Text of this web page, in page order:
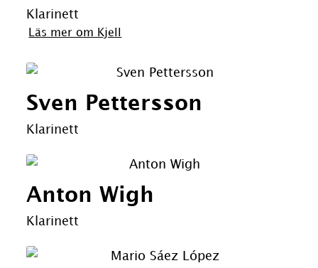
Klarinett
Läs mer om Kjell
Sven Pettersson
Klarinett
Anton Wigh
Klarinett